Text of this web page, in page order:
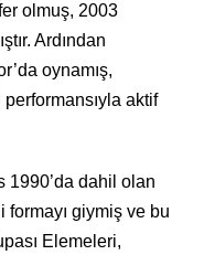
olmuş, 2003
Ardından
oynamış,
aktif
1990’da dahil olan
giymiş ve bu
Elemeleri,